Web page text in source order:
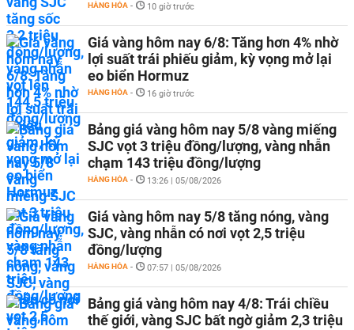
HÀNG HÓA - 10 giờ trước
Giá vàng hôm nay 6/8: Tăng hơn 4% nhờ
lợi suất trái phiếu giảm, kỳ vọng mở lại
eo biển Hormuz
HÀNG HÓA - 16 giờ trước
Bảng giá vàng hôm nay 5/8 vàng miếng
SJC vọt 3 triệu đồng/lượng, vàng nhẫn
chạm 143 triệu đồng/lượng
HÀNG HÓA - 13:26 | 05/08/2026
Giá vàng hôm nay 5/8 tăng nóng, vàng
SJC, vàng nhẫn có nơi vọt 2,5 triệu
đồng/lượng
HÀNG HÓA - 07:57 | 05/08/2026
Bảng giá vàng hôm nay 4/8: Trái chiều
thế giới, vàng SJC bất ngờ giảm 2,3 triệu